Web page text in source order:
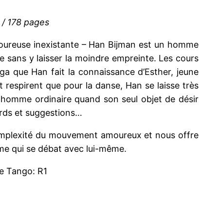
178 pages
inexistante – Han Bijman est un homme
sans y laisser la moindre empreinte. Les cours
que Han fait la connaissance d’Esther, jeune
que pour la danse, Han se laisse très
ordinaire quand son seul objet de désir
et suggestions…
du mouvement amoureux et nous offre
qui se débat avec lui-même.
Tango: R1